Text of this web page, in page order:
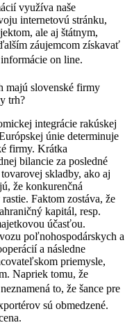
využíva naše
internetovú stránku,
ale aj štátnym,
záujemcom získavať
on line.
majú slovenské firmy
trh?
integrácie rakúskej
únie determinuje
firmy. Krátka
bilancie za posledné
skladby, ako aj
že konkurenčná
Faktom zostáva, že
kapitál, resp.
účasťou.
poľnohospodárskych a
a následne
priemysle,
Napriek tomu, že
to, že šance pre
sú obmedzené.